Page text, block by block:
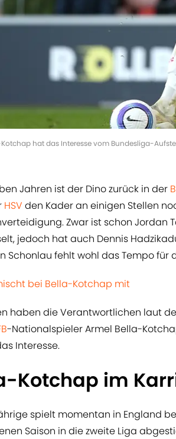
hat das Interesse vom Bundesliga-
Jahren ist der Dino zurück in der
HSV den Kader an einigen Stellen
Zwar ist schon Jordan
jedoch hat auch Dennis
Schonlau fehlt wohl das Tempo für
bei Bella-Kotchap mit
haben die Verantwortlichen laut
-Nationalspieler Armel Bella-
Interesse.
Kotchap im
spielt momentan in England
Saison in die zweite Liga